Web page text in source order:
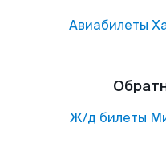
Авиабилеты
Ж/д билеты